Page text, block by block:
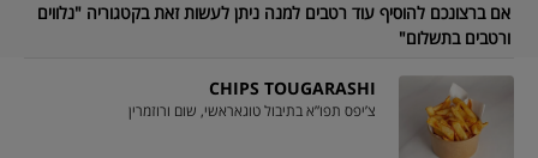
אם ברצונכם להוסיף עוד רטבים למנה ניתן לעשות זאת בקטגוריה "נלווים
ורטבים בתשלום"
CHIPS TOUGARASHI
צ’יפס תפו”א בתיבול טוגאראשי, שום ורוזמרין